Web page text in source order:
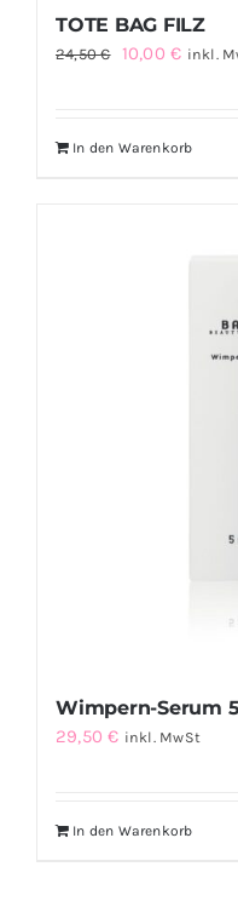
TOTE BAG FILZ
24,50€
24,50 €
10,00€
10,00 €.
inkl.
In den Warenkorb
Wimpern-Serum
29,50€ inkl. MwSt
In den Warenkorb